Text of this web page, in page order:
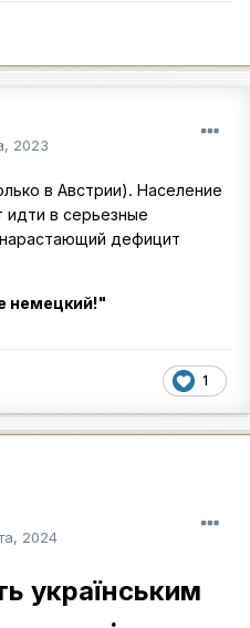
2023
в Австрии). Население
в серьезные
дефицит
немецкий!"
1
2024
українським